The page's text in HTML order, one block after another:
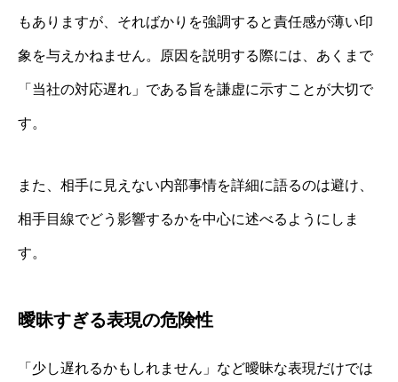
もありますが、そればかりを強調すると責任感が薄い印
象を与えかねません。原因を説明する際には、あくまで
「当社の対応遅れ」である旨を謙虚に示すことが大切で
す。
また、相手に見えない内部事情を詳細に語るのは避け、
相手目線でどう影響するかを中心に述べるようにしま
す。
曖昧すぎる表現の危険性
「少し遅れるかもしれません」など曖昧な表現だけでは